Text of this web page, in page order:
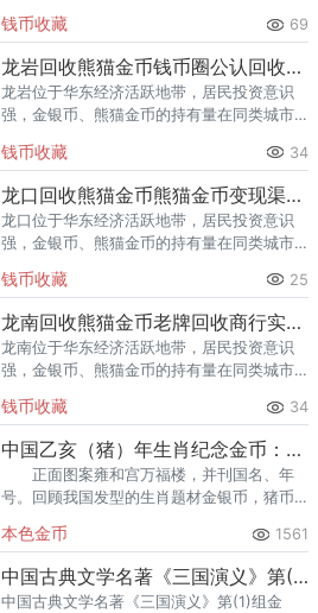
熊猫金币的需求就明显升温，但鱼龙混杂的
回收渠道里，能精准识别版别溢
钱币收藏 69
龙岩回收熊猫金币钱币圈公认回收渠道排行
龙岩位于华东经济活跃地带，居民投资意识
强，金银币、熊猫金币的持有量在同类城市
熊猫金币的需求就明显升温，但鱼龙混杂的
回收渠道里，能精准识别版别溢
钱币收藏 34
龙口回收熊猫金币熊猫金币变现渠道指南
龙口位于华东经济活跃地带，居民投资意识
强，金银币、熊猫金币的持有量在同类城市
熊猫金币的需求就明显升温，但鱼龙混杂的
回收渠道里，能精准识别版别溢
钱币收藏 25
龙南回收熊猫金币老牌回收商行实力盘点
龙南位于华东经济活跃地带，居民投资意识
强，金银币、熊猫金币的持有量在同类城市
熊猫金币的需求就明显升温，但鱼龙混杂的
回收渠道里，能精准识别版别溢
钱币收藏 34
中国乙亥（猪）年生肖纪念金币：12盎司金猪
正面图案雍和宫万福楼，并刊国名、年
号。回顾我国发型的生肖题材金银币，猪币
可见，无论是金银币的生肖猪，都在收藏市
场上占有重要的位置。
本色金币 1561
中国古典文学名著《三国演义》第(1)组金币：张飞
中国古典文学名著《三国演义》第(1)组金